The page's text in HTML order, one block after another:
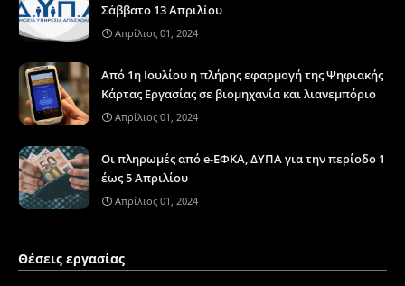
Σάββατο 13 Απριλίου
Απρίλιος 01, 2024
Από 1η Ιουλίου η πλήρης εφαρμογή της Ψηφιακής
Κάρτας Εργασίας σε βιομηχανία και λιανεμπόριο
Απρίλιος 01, 2024
Οι πληρωμές από e-ΕΦΚΑ, ΔΥΠΑ για την περίοδο 1
έως 5 Απριλίου
Απρίλιος 01, 2024
Θέσεις εργασίας